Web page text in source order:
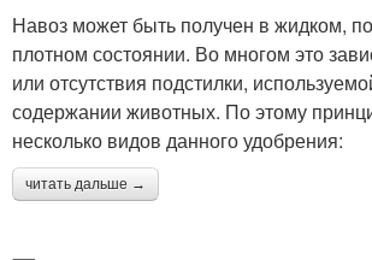
Навоз может быть получен в жидком,
плотном состоянии. Во многом это
или отсутствия подстилки,
содержании животных. По этому
несколько видов данного удобрения:
читать дальше →